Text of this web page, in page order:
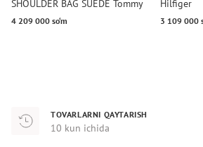
SHOULDER BAG SUEDE Tommy
Hilfiger
4 209 000 so‘m
Hilfiger
3 109 000
TOVARLARNI QAYTARISH
10 kun ichida